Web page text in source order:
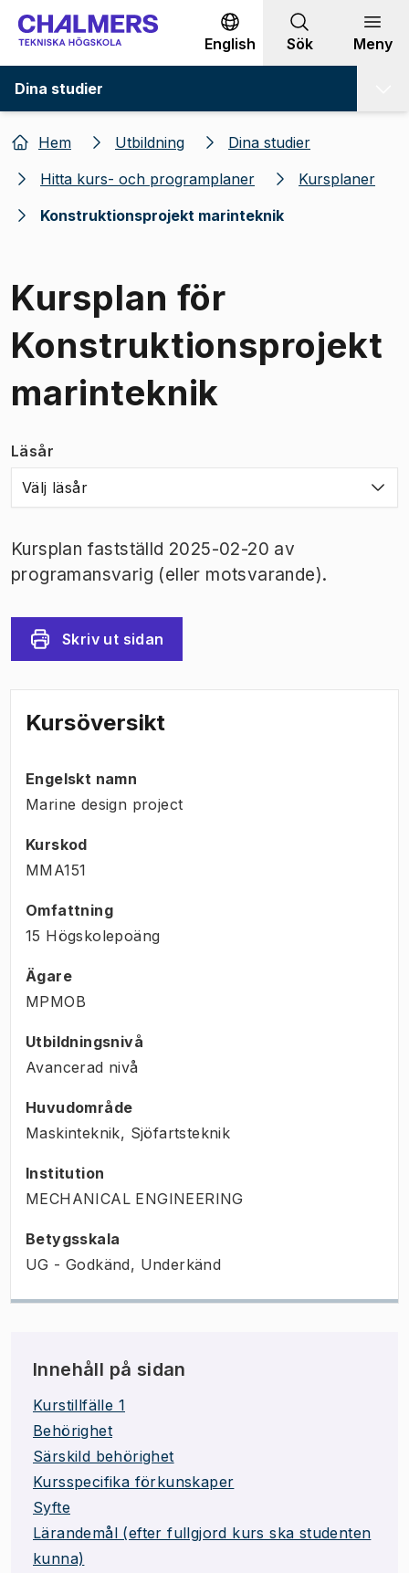
Gå till innehållet
English Sök Meny
Dina studier
Hem Utbildning
Dina studier
Hitta kurs- och programplaner
Kursplaner
Konstruktionsprojekt marinteknik
Kursplan för
Konstruktionsprojekt
marinteknik
Läsår
Välj läsår
Kursplan fastställd 2025-02-20 av
programansvarig (eller motsvarande).
Skriv ut sidan
Kursöversikt
Engelskt namn
Marine design project
Kurskod
MMA151
Omfattning
15 Högskolepoäng
Ägare
MPMOB
Utbildningsnivå
Avancerad nivå
Huvudområde
Maskinteknik, Sjöfartsteknik
Institution
MECHANICAL ENGINEERING
Betygsskala
UG - Godkänd, Underkänd
Innehåll på sidan
Kurstillfälle 1
Behörighet
Särskild behörighet
Kursspecifika förkunskaper
Syfte
Lärandemål (efter fullgjord kurs ska studenten
kunna)